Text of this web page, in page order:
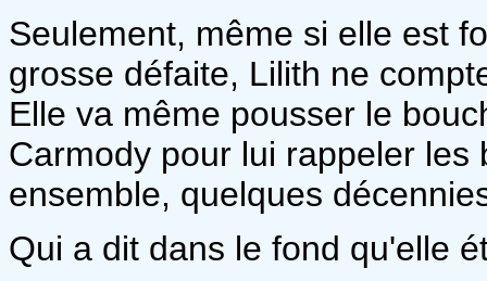
Seulement, même si elle est
grosse défaite, Lilith ne
Elle va même pousser le
Carmody pour lui rappeler
ensemble, quelques
Qui a dit dans le fond qu'elle